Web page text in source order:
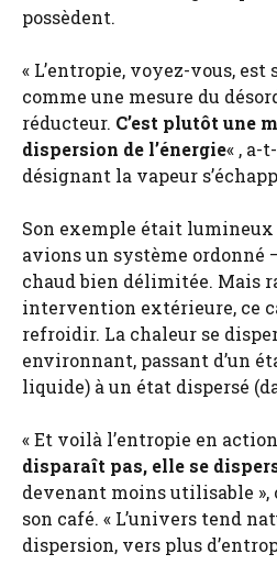
possèdent.
« L’entropie, voyez-vous,
comme une mesure du
réducteur. C’est plutôt une
dispersion de l’énergie« , a-
désignant la vapeur
Son exemple était lumineux
avions un système ordonné
chaud bien délimitée. Mais
intervention extérieure, ce
refroidir. La chaleur se
environnant, passant d’un
liquide) à un état dispersé
« Et voilà l’entropie en
disparaît pas, elle se
devenant moins utilisable
son café. « L’univers tend
dispersion, vers plus